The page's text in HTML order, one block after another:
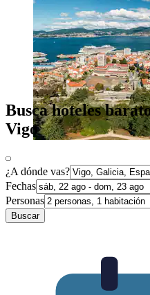
Busca hoteles
Vigo
¿A dónde vas?
Fechas
Personas
Buscar